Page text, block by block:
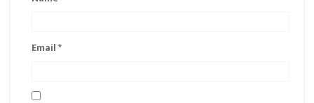
Email*